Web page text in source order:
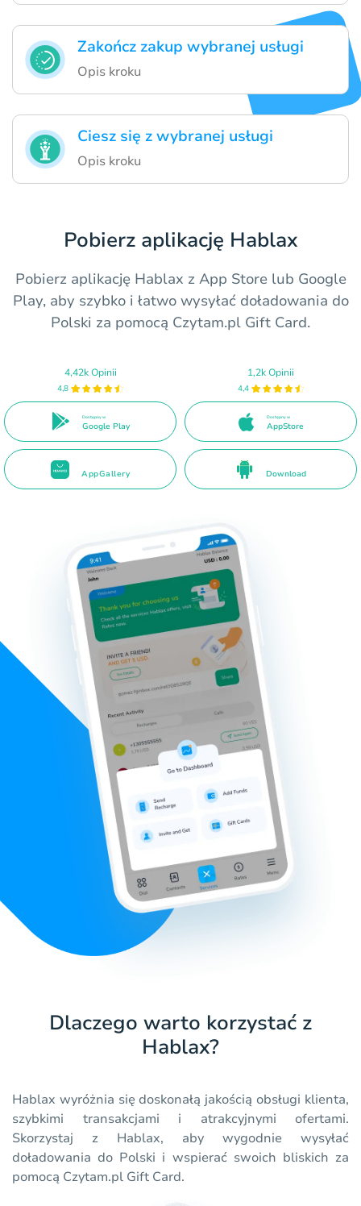
Zakończ zakup wybranej usługi
Opis kroku
Ciesz się z wybranej usługi
Opis kroku
Pobierz aplikację Hablax
Pobierz aplikację Hablax z App Store lub Google
Play, aby szybko i łatwo wysyłać doładowania do
Polski za pomocą Czytam.pl Gift Card.
4,42k Opinii
4,8
Dostępny w
Google Play
1,2k Opinii
4,4
Dostępny w
AppStore
AppGallery Download
Dlaczego warto korzystać z
Hablax?
Hablax wyróżnia się doskonałą jakością obsługi klienta,
szybkimi transakcjami i atrakcyjnymi ofertami.
Skorzystaj z Hablax, aby wygodnie wysyłać
doładowania do Polski i wspierać swoich bliskich za
pomocą Czytam.pl Gift Card.